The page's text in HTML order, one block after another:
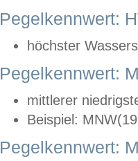
Pegelkennwert:
höchster
Pegelkennwert:
mittlerer
Beispiel:
Pegelkennwert: